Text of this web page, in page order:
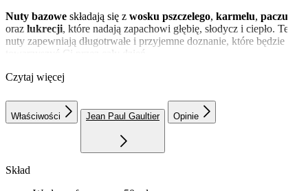
Nuty bazowe składają się z wosku pszczelego, karmelu, paczuli
oraz lukrecji, które nadają zapachowi głębię, słodycz i ciepło. Te
nuty zapewniają długotrwałe i przyjemne doznanie, które będzie
towarzyszyć Ci przez cały dzień.
Scandalto idealny wybór dla kobiet poszukujących wyrazistego i
kobiecym charakterze. Perfumy doskonale sprawdzą się na wieczór
oraz na specjalne okazje, gdy chcesz pozostawić trwałe wrażenie.
Czytaj więcej
Właściwości Jean Paul Gaultier Opinie
Skład